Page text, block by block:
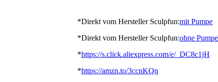
*Direkt vom Hersteller Sculpfun:mit Pumpe
*Direkt vom Hersteller Sculpfun:ohne Pumpe
*https://s.click.aliexpress.com/e/_DC8c1jH
*https://amzn.to/3ccnKQn